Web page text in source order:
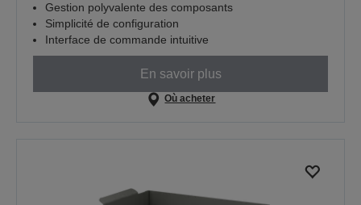
Gestion polyvalente des composants
Simplicité de configuration
Interface de commande intuitive
En savoir plus
Où acheter